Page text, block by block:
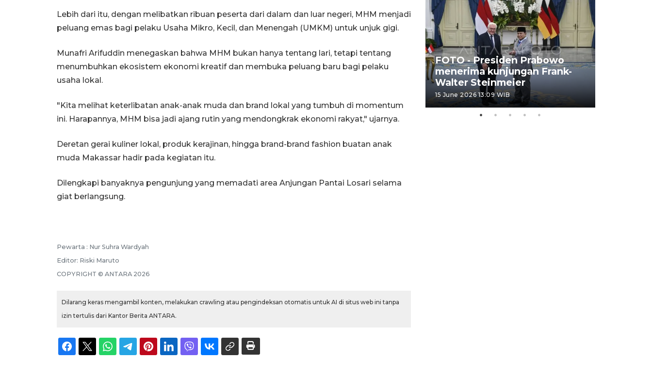
Lebih dari itu, dengan melibatkan ribuan peserta dari dalam dan luar negeri, MHM menjadi
peluang emas bagi pelaku Usaha Mikro, Kecil, dan Menengah (UMKM) untuk unjuk gigi.
Munafri Arifuddin menegaskan bahwa MHM bukan hanya tentang lari, tetapi tentang
menumbuhkan ekosistem ekonomi kreatif dan membuka peluang baru bagi pelaku
usaha lokal.
"Kita melihat keterlibatan anak-anak muda dan brand lokal yang tumbuh di momentum
ini. Harapannya, MHM bisa jadi ajang rutin yang mendongkrak ekonomi rakyat," ujarnya.
Deretan gerai kuliner lokal, produk kerajinan, hingga brand-brand fashion buatan anak
muda Makassar hadir pada kegiatan itu.
Dilengkapi banyaknya pengunjung yang memadati area Anjungan Pantai Losari selama
giat berlangsung.
Pewarta : Nur Suhra Wardyah
Editor: Riski Maruto
COPYRIGHT © ANTARA 2026
Dilarang keras mengambil konten, melakukan crawling atau pengindeksan otomatis untuk AI di situs web ini tanpa
izin tertulis dari Kantor Berita ANTARA.
FOTO - Kirab memperingati
HUT ke-80 Raja Keraton
FOTO - Presiden Prabowo
menerima kunjungan Frank-
Walter Steinmeier
15 June 2026 13:09 WIB